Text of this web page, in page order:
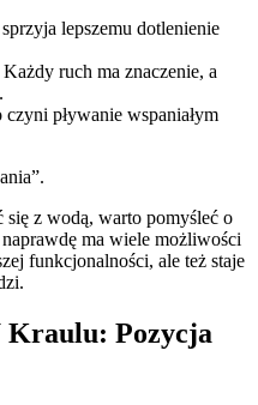
lepszemu dotlenienie
ruch ma znaczenie, a
pływanie wspaniałym
z wodą, warto pomyśleć o
ma wiele możliwości
funkcjonalności, ale też staje
Kraulu: Pozycja